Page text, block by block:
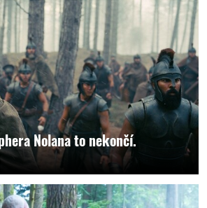
Nolana to nekončí.